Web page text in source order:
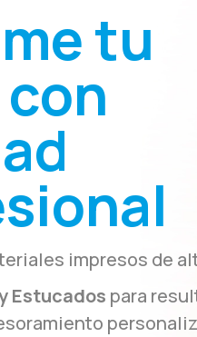
tu
impresos de
Estucados para